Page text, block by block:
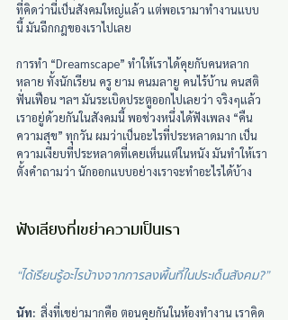
ที่คิดว่านี่เป็นสังคมใหญ่แล้ว แต่พอเรามาทำงานแบบ
นี้ มันฉีกกฎของเราไปเลย
การทำ “Dreamscape” ทำให้เราได้คุยกับคนหลาก
หลาย ทั้งนักเรียน ครู ยาม คนมลายู คนไร้บ้าน คนสติ
ฟั่นเฟือน ฯลฯ มันระเบิดประตูออกไปเลยว่า จริงๆแล้ว
เราอยู่ด้วยกันในสังคมนี้ พอช่วงหนึ่งได้ฟังเพลง “คืน
ความสุข” ทุกวัน ผมว่าเป็นอะไรที่ประหลาดมาก เป็น
ความเงียบที่ประหลาดที่เคยเห็นแต่ในหนัง มันทำให้เรา
ตั้งคำถามว่า นักออกแบบอย่างเราจะทำอะไรได้บ้าง
ฟังเสียงที่เขย่าความเป็นเรา
“ได้เรียนรู้อะไรบ้างจากการลงพื้นที่ในประเด็นสังคม?”
นัท: สิ่งที่เขย่ามากคือ ตอนคุยกันในห้องทำงาน เราคิด